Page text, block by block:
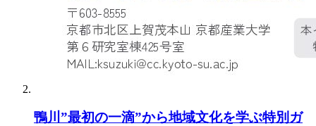
鴨川”最初の一滴”から地域文化を学ぶ特別ガ